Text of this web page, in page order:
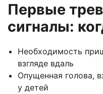
Первые
сигналы:
Необходимость
взгляде вдаль
Опущенная голова,
у детей